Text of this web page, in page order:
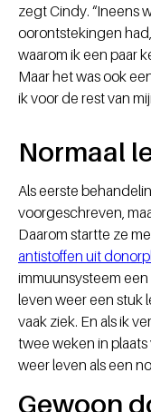
zegt Cindy. “Ineens
oorontstekingen
waarom ik een paar
Maar het was ook
ik voor de rest van
Normaal
Als eerste
voorgeschreven,
Daarom startte ze
antistoffen uit
immuunsysteem
leven weer een stuk
vaak ziek. En als ik
twee weken in
weer leven als een
Gewoon